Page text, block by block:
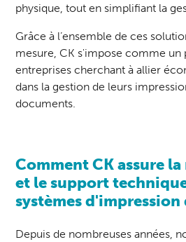
physique, tout en simplifiant la
Grâce à l’ensemble de ces
mesure, CK s'impose comme un
entreprises cherchant à allier
dans la gestion de leurs
documents.
Comment CK assure
et le support
systèmes d'impression
Depuis de nombreuses années,